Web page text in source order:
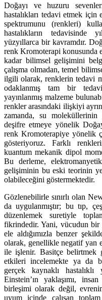
Doğayı ve huzuru
hastalıkları tedavi etmek
spektrumunu (renkleri)
hastalıkların tedavisinde
yüzyıllarca bir kavramdır.
renk Kromoterapi konusunda
kadar bilimsel gelişimini
çalışma olmadan, temel
ilgili olarak, renklerin tedavi
odaklanmış tam bir
yayınlanmış malzeme
renkler arasındaki ilişkiyi
zamanda, su
deşifre etmeye yönelik
renk Kromoterapiye yönelik
gösteriyoruz. Farklı
kuantum mekanik dipol
Bu derleme,
gelişiminin bu eski teorinin
olabileceğini göstermektedir.
Gözlenebilirle sınırlı olan
da uygulanmıştır; bu tıp,
düzenlemek suretiyle
fikrindedir. Yani, vücudun bir
ele aldığımızla benzer
olarak, genellikle negatif yan
ile işlenir. Basitçe belirtmek
etkileri incelemekte ya da
gerçek kaynaklı
Einstein’ın yaklaşımı,
birleşimi olarak değil,
uyum içinde çalışan